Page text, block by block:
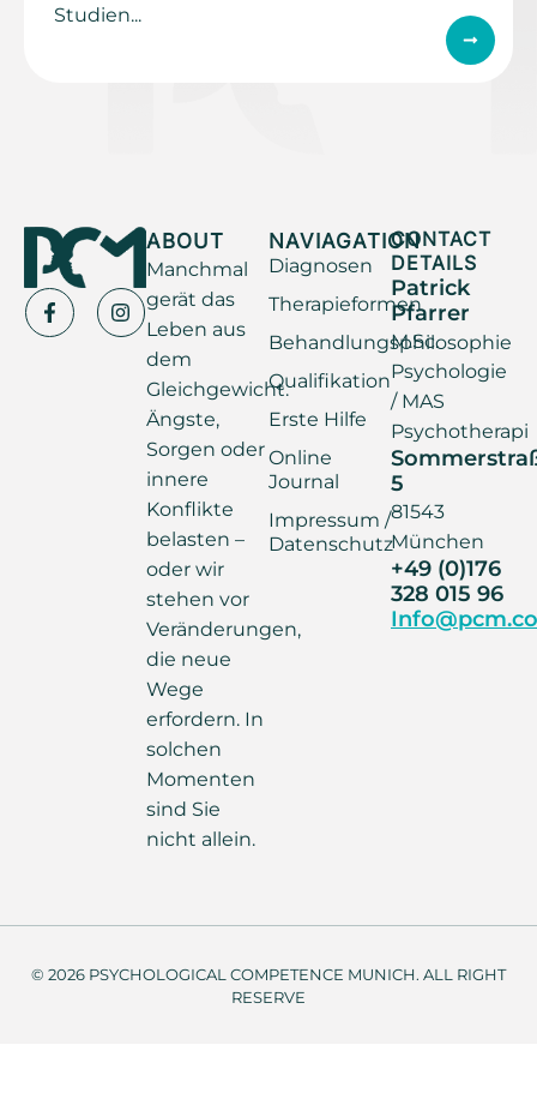
Studien...
ABOUT
Manchmal
gerät das
Leben aus
dem
Gleichgewicht.
Ängste,
Sorgen oder
innere
Konflikte
belasten –
oder wir
stehen vor
Veränderungen,
die neue
Wege
erfordern. In
solchen
Momenten
sind Sie
nicht allein.
NAVIAGATION
Diagnosen
Therapieformen
Behandlungsphilosophie
Qualifikation
Erste Hilfe
Online
Journal
Impressum /
Datenschutz
CONTACT
DETAILS
Patrick
Pfarrer
M.Sc.
Psychologie
/ MAS
Psychotherapi
5
81543
München
+49 (0)176
328 015 96
© 2026 PSYCHOLOGICAL COMPETENCE MUNICH. ALL RIGHT
RESERVE